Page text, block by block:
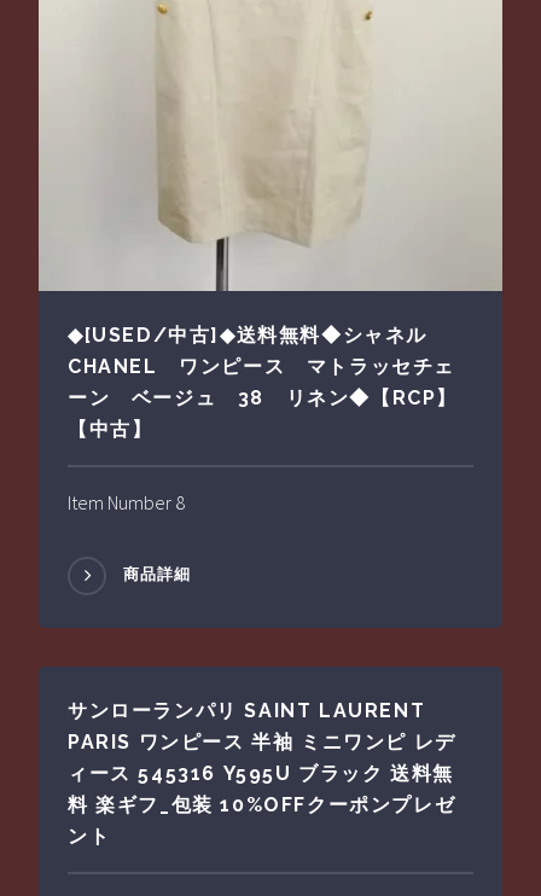
◆[USED/中古]◆送料無料◆シャネル
CHANEL ワンピース マトラッセチェ
ーン ベージュ 38 リネン◆【RCP】
【中古】
Item Number 8
商品詳細
サンローランパリ SAINT LAURENT
PARIS ワンピース 半袖 ミニワンピ レデ
ィース 545316 Y595U ブラック 送料無
料 楽ギフ_包装 10%OFFクーポンプレゼ
ント